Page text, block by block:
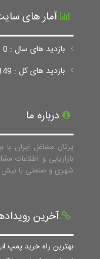
آمار های
بازدید های سال : 0
بازدید های کل : 11,120,149
درباره ما
پرتال مشاغل ایران
بازاریابی و اطلاعات
شهری و صنعتی با بیش از 3 میلیون اطلاعات جمع آوری
آخرین
بهترین راه خرید پمپ